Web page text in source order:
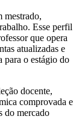
mestrado,
Esse perfil
que opera
atualizadas e
para o estágio do
docente,
comprovada e
do mercado